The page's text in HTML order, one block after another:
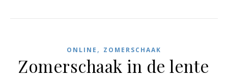
ONLINE , ZOMERSCHAAK
Zomerschaak in de lente